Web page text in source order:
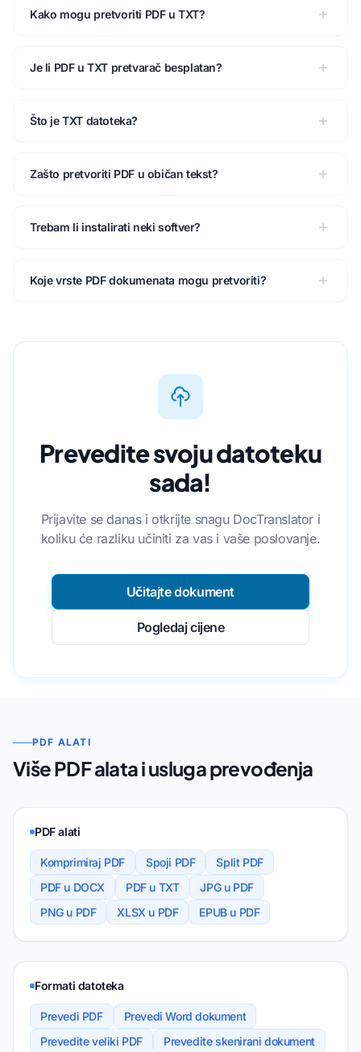
Kako mogu pretvoriti PDF u TXT?
Je li PDF u TXT pretvarač besplatan?
Što je TXT datoteka?
Zašto pretvoriti PDF u običan tekst?
Trebam li instalirati neki softver?
Koje vrste PDF dokumenata mogu pretvoriti?
Prevedite svoju datoteku
sada!
Prijavite se danas i otkrijte snagu DocTranslator i
koliku će razliku učiniti za vas i vaše poslovanje.
Učitajte dokument
Pogledaj cijene
PDF ALATI
Više PDF alata i usluga prevođenja
PDF alati
Komprimiraj PDF Spoji PDF
Split PDF
PDF u DOCX
PDF u TXT
JPG u PDF
PNG u PDF
XLSX u PDF EPUB u PDF
Formati datoteka
Prevedi PDF
Prevedi Word dokument
Prevedite veliki PDF
Prevedite skenirani dokument